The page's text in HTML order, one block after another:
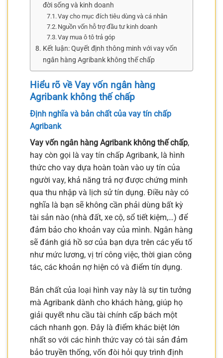
đời sống và kinh doanh
Vay cho mục đích tiêu dùng và cá nhân
Nguồn vốn hỗ trợ đầu tư kinh doanh
Vay mua ô tô trả góp
Kết luận: Quyết định thông minh với vay vốn
ngân hàng Agribank không thế chấp
Hiểu rõ vềVay vốn ngân hàng
Agribank không thế chấp
Định nghĩa và bản chất của vay tín chấp
Agribank
Vay vốn ngân hàng Agribank không thế chấp,
hay còn gọi là vay tín chấp Agribank, là hình
thức cho vay dựa hoàn toàn vào uy tín của
người vay, khả năng trả nợ được chứng minh
qua thu nhập và lịch sử tín dụng. Điều này có
nghĩa là bạn sẽ không cần phải dùng bất kỳ
tài sản nào (nhà đất, xe cộ, sổ tiết kiệm,…) để
đảm bảo cho khoản vay của mình. Ngân hàng
sẽ đánh giá hồ sơ của bạn dựa trên các yếu tố
như mức lương, vị trí công việc, thời gian công
tác, các khoản nợ hiện có và điểm tín dụng.
Bản chất của loại hình vay này là sự tin tưởng
mà Agribank dành cho khách hàng, giúp họ
giải quyết nhu cầu tài chính cấp bách một
cách nhanh gọn. Đây là điểm khác biệt lớn
nhất so với các hình thức vay có tài sản đảm
bảo truyền thống, vốn đòi hỏi quy trình định